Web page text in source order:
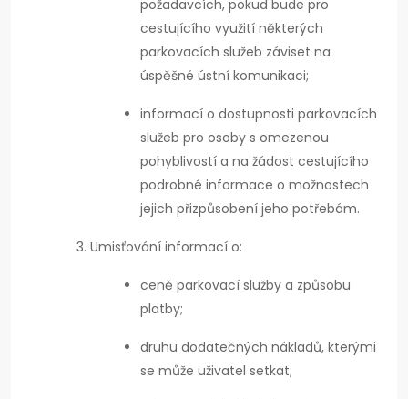
požadavcích, pokud bude pro
cestujícího využití některých
parkovacích služeb záviset na
úspěšné ústní komunikaci;
informací o dostupnosti parkovacích
služeb pro osoby s omezenou
pohyblivostí a na žádost cestujícího
podrobné informace o možnostech
jejich přizpůsobení jeho potřebám.
Umisťování informací o:
ceně parkovací služby a způsobu
platby;
druhu dodatečných nákladů, kterými
se může uživatel setkat;